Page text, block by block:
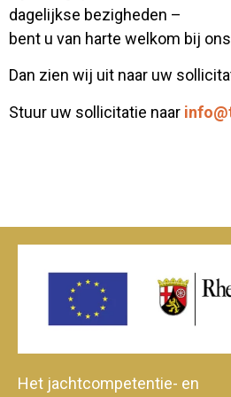
dagelijkse bezigheden –
bent u van harte welkom bij
Dan zien wij uit naar uw
Stuur uw sollicitatie naar
Het jachtcompetentie- en